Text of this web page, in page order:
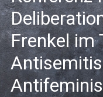
Frenkel im